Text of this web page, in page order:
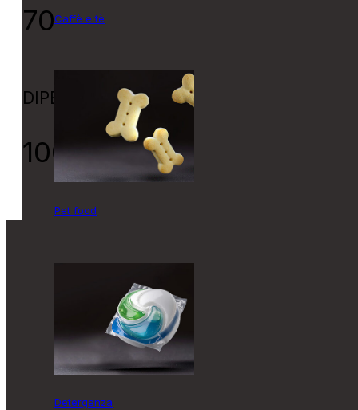
Caffè e tè
Pet food
Detergenza
70+
DIPENDENTI
100+